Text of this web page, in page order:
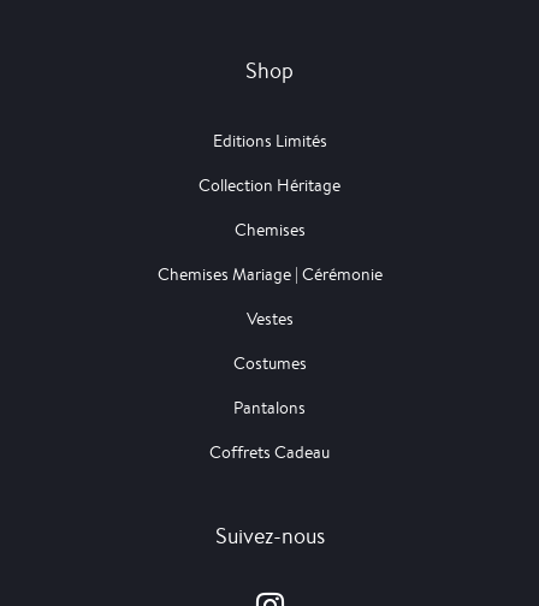
Shop
Editions Limités
Collection Héritage
Chemises
Chemises Mariage | Cérémonie
Vestes
Costumes
Pantalons
Coffrets Cadeau
Suivez-nous